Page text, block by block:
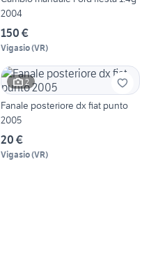
2004
150 €
Vigasio(VR)
2
Fanale posteriore dx fiat punto
2005
20 €
Vigasio(VR)